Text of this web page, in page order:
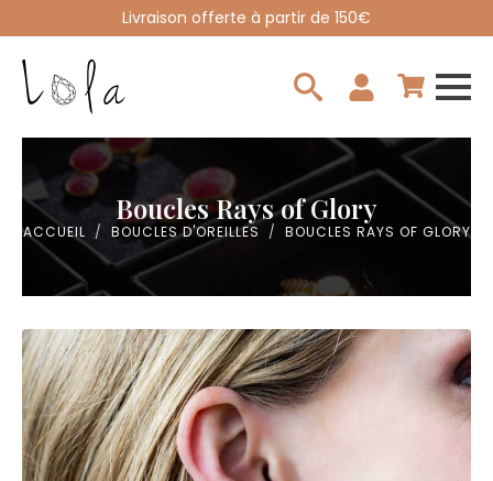
Livraison offerte à partir de 150€
Boucles Rays of Glory
ACCUEIL BOUCLES D'OREILLES BOUCLES RAYS OF GLORY